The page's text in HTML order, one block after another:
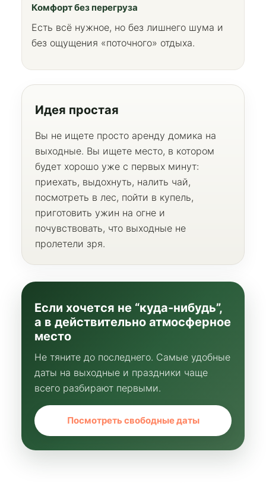
Комфорт без перегруза
Есть всё нужное, но без лишнего шума и
без ощущения «поточного» отдыха.
Идея простая
Вы не ищете просто аренду домика на
выходные. Вы ищете место, в котором
будет хорошо уже с первых минут:
приехать, выдохнуть, налить чай,
посмотреть в лес, пойти в купель,
приготовить ужин на огне и
почувствовать, что выходные не
пролетели зря.
Если хочется не “куда-нибудь”,
а в действительно атмосферное
место
Не тяните до последнего. Самые удобные
даты на выходные и праздники чаще
всего разбирают первыми.
Посмотреть свободные даты